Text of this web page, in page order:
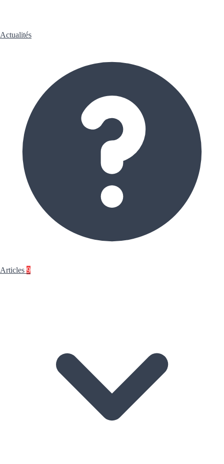
Actualités
Articles 9